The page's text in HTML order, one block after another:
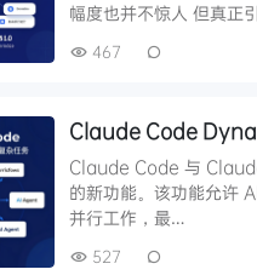
幅度也并不惊人 但真正
467
Claude Code
Claude Code 与
的新功能。该功能允许
并行工作，最…
527